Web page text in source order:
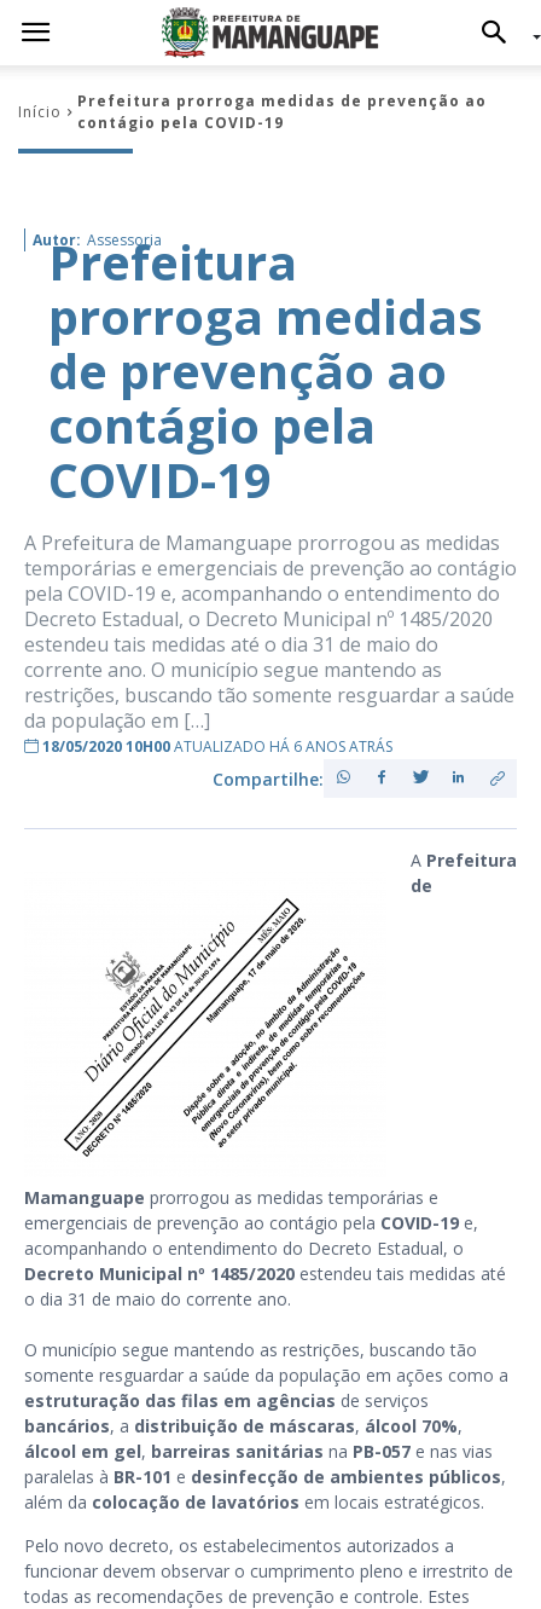
Início
Prefeitura prorroga medidas de prevenção ao
contágio pela COVID-19
Autor: Assessoria
Prefeitura
prorroga medidas
de prevenção ao
contágio pela
COVID-19
A Prefeitura de Mamanguape prorrogou as medidas
temporárias e emergenciais de prevenção ao contágio
pela COVID-19 e, acompanhando o entendimento do
Decreto Estadual, o Decreto Municipal nº 1485/2020
estendeu tais medidas até o dia 31 de maio do
corrente ano. O município segue mantendo as
restrições, buscando tão somente resguardar a saúde
da população em […]
18/05/2020 10H00ATUALIZADO HÁ 6 ANOS ATRÁS
Compartilhe:
A Prefeitura
de
Mamanguape prorrogou as medidas temporárias e
emergenciais de prevenção ao contágio pela COVID-19 e,
acompanhando o entendimento do Decreto Estadual, o
Decreto Municipal nº 1485/2020 estendeu tais medidas até
o dia 31 de maio do corrente ano.
O município segue mantendo as restrições, buscando tão
somente resguardar a saúde da população em ações como a
estruturação das filas em agências de serviços
bancários, a distribuição de máscaras, álcool 70%,
álcool em gel, barreiras sanitárias na PB-057 e nas vias
paralelas à BR-101 e desinfecção de ambientes públicos,
além da colocação de lavatórios em locais estratégicos.
Pelo novo decreto, os estabelecimentos autorizados a
funcionar devem observar o cumprimento pleno e irrestrito de
todas as recomendações de prevenção e controle. Estes